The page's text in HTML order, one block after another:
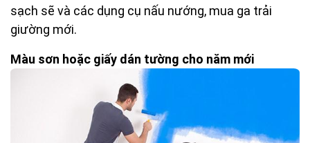
sạch sẽ và các dụng cụ nấu nướng, mua ga trải
giường mới.
Màu sơn hoặc giấy dán tường cho năm mới